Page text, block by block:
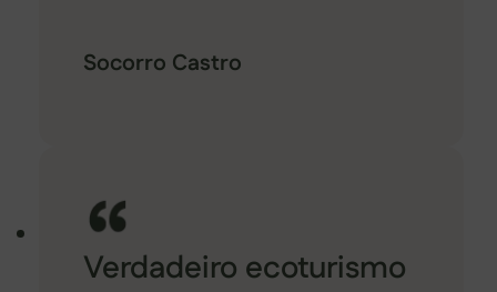
Socorro Castro
Verdadeiro ecoturismo